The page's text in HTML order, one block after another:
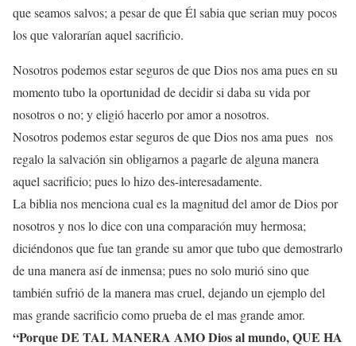
que seamos salvos; a pesar de que Él sabia que serian muy pocos
los que valorarían aquel sacrificio.
Nosotros podemos estar seguros de que Dios nos ama pues en su
momento tubo la oportunidad de decidir si daba su vida por
nosotros o no; y eligió hacerlo por amor a nosotros.
Nosotros podemos estar seguros de que Dios nos ama pues nos
regalo la salvación sin obligarnos a pagarle de alguna manera
aquel sacrificio; pues lo hizo des-interesadamente.
La biblia nos menciona cual es la magnitud del amor de Dios por
nosotros y nos lo dice con una comparación muy hermosa;
diciéndonos que fue tan grande su amor que tubo que demostrarlo
de una manera así de inmensa; pues no solo murió sino que
también sufrió de la manera mas cruel, dejando un ejemplo del
mas grande sacrificio como prueba de el mas grande amor.
“Porque DE TAL MANERA AMO Dios al mundo, QUE HA